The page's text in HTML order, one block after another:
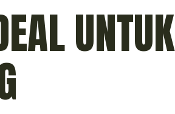
UNTUK